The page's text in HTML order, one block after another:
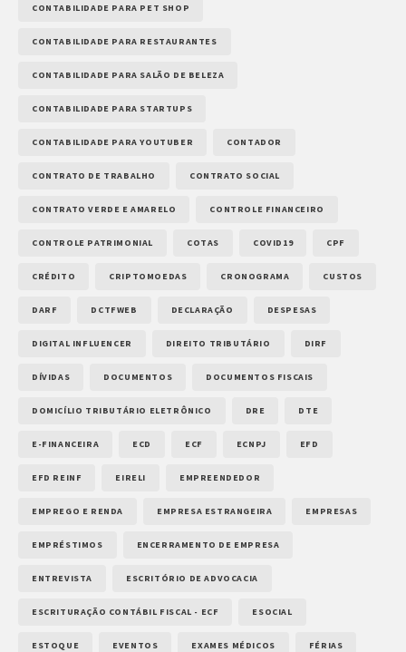
CONTABILIDADE PARA PET SHOP
CONTABILIDADE PARA RESTAURANTES
CONTABILIDADE PARA SALÃO DE BELEZA
CONTABILIDADE PARA STARTUPS
CONTABILIDADE PARA YOUTUBER CONTADOR
CONTRATO DE TRABALHO CONTRATO SOCIAL
CONTRATO VERDE E AMARELO CONTROLE FINANCEIRO
CONTROLE PATRIMONIAL COTAS COVID19 CPF
CRÉDITO CRIPTOMOEDAS CRONOGRAMA CUSTOS
DARF DCTFWEB DECLARAÇÃO DESPESAS
DIGITAL INFLUENCER DIREITO TRIBUTÁRIO DIRF
DÍVIDAS DOCUMENTOS DOCUMENTOS FISCAIS
DOMICÍLIO TRIBUTÁRIO ELETRÔNICO DRE DTE
E-FINANCEIRA ECD ECF ECNPJ EFD
EFD REINF EIRELI EMPREENDEDOR
EMPREGO E RENDA EMPRESA ESTRANGEIRA EMPRESAS
EMPRÉSTIMOS ENCERRAMENTO DE EMPRESA
ENTREVISTA ESCRITÓRIO DE ADVOCACIA
ESCRITURAÇÃO CONTÁBIL FISCAL - ECF ESOCIAL
ESTOQUE EVENTOS EXAMES MÉDICOS FÉRIAS